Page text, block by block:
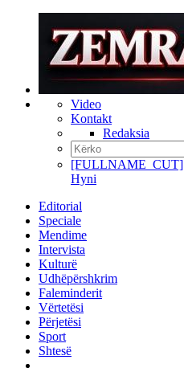
Video
Kontakt
Redaksia
[FULLNAME_CUT]
Hyni
Editorial
Speciale
Mendime
Intervista
Kulturë
Udhëpërshkrim
Faleminderit
Vërtetësi
Përjetësi
Sport
Shtesë